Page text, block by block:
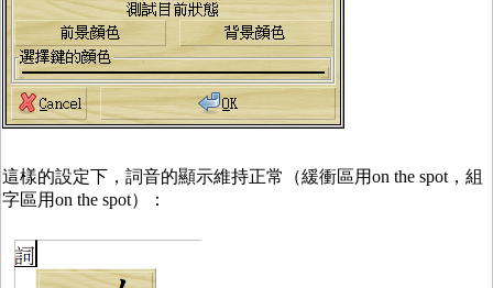
這樣的設定下，詞音的顯示維持正常（緩衝區用on the spot，組
字區用on the spot）：